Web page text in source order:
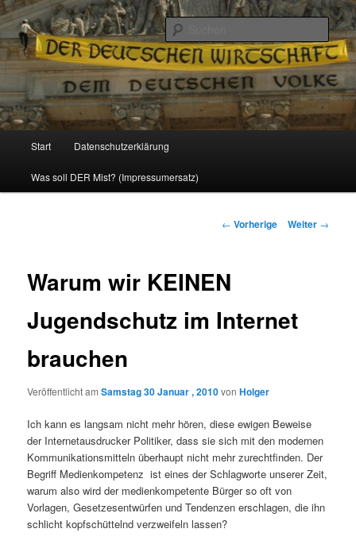
Reizzentrum
Politik, Wirtschaft, Soziales und Gesellschaft
Zum
Inhalt
Start Datenschutzerklärung
Was soll DER Mist? (Impressumersatz)
Beitrags-
← Vorherige Weiter →
Warum wir KEINEN
Jugendschutz im Internet
brauchen
Veröffentlicht amSamstag 30 Januar , 2010vonHolger
Ich kann es langsam nicht mehr hören, diese ewigen Beweise
der Internetausdrucker Politiker, dass sie sich mit den modernen
Kommunikationsmitteln überhaupt nicht mehr zurechtfinden. Der
Begriff Medienkompetenz ist eines der Schlagworte unserer Zeit,
warum also wird der medienkompetente Bürger so oft von
Vorlagen, Gesetzesentwürfen und Tendenzen erschlagen, die ihn
schlicht kopfschüttelnd verzweifeln lassen?